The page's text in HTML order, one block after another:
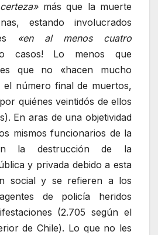
más que la muerte
estando involucrados
«en al menos cuatro
casos! Lo menos que
que no «hacen mucho
el número final de muertos,
quiénes veintidós de ellos
En aras de una objetividad
mismos funcionarios de la
la destrucción de la
y privada debido a esta
social y se refieren a los
de policía heridos
(2.705 según el
de Chile). Lo que no les